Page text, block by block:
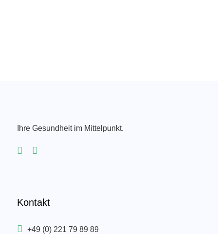
Ihre Gesundheit im Mittelpunkt.
Kontakt
+49 (0) 221 79 89 89